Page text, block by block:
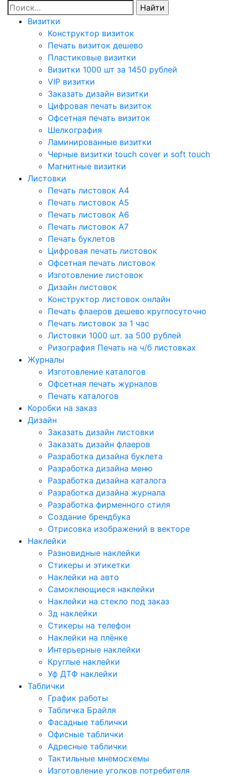
Визитки
Конструктор визиток
Печать визиток дешево
Пластиковые визитки
Визитки 1000 шт за 1450 рублей
VIP визитки
Заказать дизайн визитки
Цифровая печать визиток
Офсетная печать визиток
Шелкография
Ламинированные визитки
Черные визитки touch cover и soft touch
Магнитные визитки
Листовки
Печать листовок А4
Печать листовок А5
Печать листовок А6
Печать листовок А7
Печать буклетов
Цифровая печать листовок
Офсетная печать листовок
Изготовление листовок
Дизайн листовок
Конструктор листовок онлайн
Печать флаеров дешево круглосуточно
Печать листовок за 1 час
Листовки 1000 шт. за 500 рублей
Ризография Печать на ч/б листовках
Журналы
Изготовление каталогов
Офсетная печать журналов
Печать каталогов
Коробки на заказ
Дизайн
Заказать дизайн листовки
Заказать дизайн флаеров
Разработка дизайна буклета
Разработка дизайна меню
Разработка дизайна каталога
Разработка дизайна журнала
Разработка фирменного стиля
Создание брендбука
Отрисовка изображений в векторе
Наклейки
Разновидные наклейки
Стикеры и этикетки
Наклейки на авто
Самоклеющиеся наклейки
Наклейки на стекло под заказ
3д наклейки
Cтикеры на телефон
Наклейки на плёнке
Интерьерные наклейки
Круглые наклейки
Уф ДТФ наклейки
Таблички
График работы
Табличка Брайля
Фасадные таблички
Офисные таблички
Адресные таблички
Тактильные мнемосхемы
Изготовление уголков потребителя